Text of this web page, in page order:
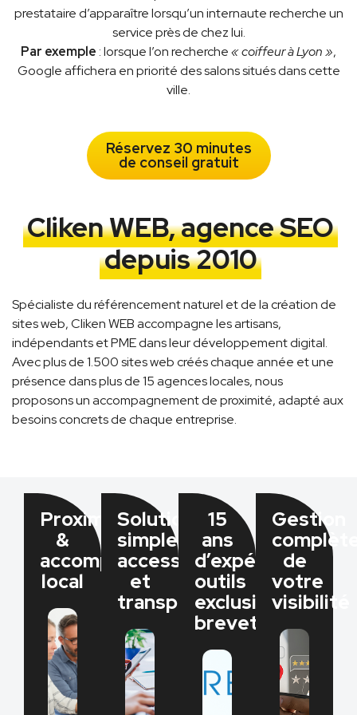
prestataire d’apparaître lorsqu’un internaute recherche un
service près de chez lui.
Par exemple : lorsque l’on recherche« coiffeur à Lyon »,
Google affichera en priorité des salons situés dans cette
ville.
Réservez 30 minutes
de conseil gratuit
Cliken WEB, agence SEO
depuis 2010
Spécialiste du référencement naturel et de la création de
sites web, Cliken WEB accompagne les artisans,
indépendants et PME dans leur développement digital.
Avec plus de 1.500 sites web créés chaque année et une
présence dans plus de 15 agences locales, nous
proposons un accompagnement de proximité, adapté aux
besoins concrets de chaque entreprise.
Proximité
&
accompagnement
local
Solutions
simples,
accessibles
et
transparentes​
15
ans
d’expérience,
outils
exclusifs
brevetés​
Gestion
de
votre
visibilité​